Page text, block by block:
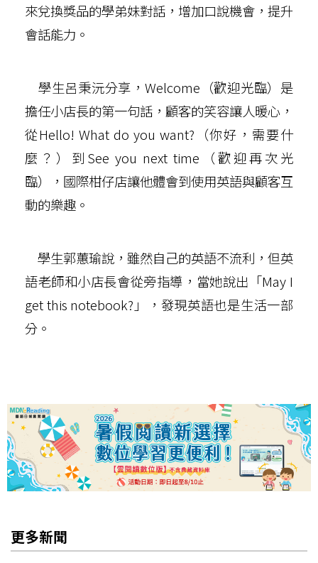
來兌換獎品的學弟妹對話，增加口說機會，提升
會話能力。
學生呂秉沅分享，Welcome（歡迎光臨）是
擔任小店長的第一句話，顧客的笑容讓人暖心，
從Hello! What do you want?（你好，需要什
麼？）到See you next time（歡迎再次光
臨），國際柑仔店讓他體會到使用英語與顧客互
動的樂趣。
學生郭蕙瑜說，雖然自己的英語不流利，但英
語老師和小店長會從旁指導，當她說出「May I
get this notebook?」，發現英語也是生活一部
分。
更多新聞